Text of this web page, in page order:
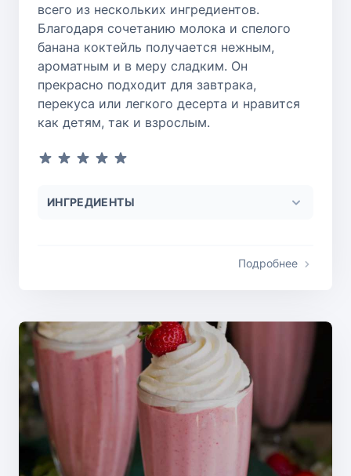
всего из нескольких ингредиентов.
Благодаря сочетанию молока и спелого
банана коктейль получается нежным,
ароматным и в меру сладким. Он
прекрасно подходит для завтрака,
перекуса или легкого десерта и нравится
как детям, так и взрослым.
ИНГРЕДИЕНТЫ
Подробнее